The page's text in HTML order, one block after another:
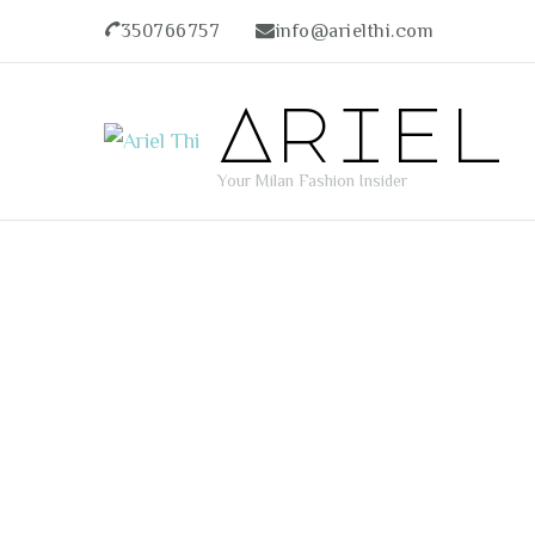
350766757 info@arielthi.com
Ariel
Your Milan Fashion Insider